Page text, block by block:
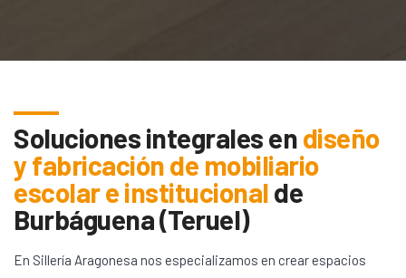
Soluciones integrales endiseño
y fabricación de mobiliario
escolar e institucionalde
Burbáguena (Teruel)
En Sillería Aragonesa nos especializamos en crear espacios